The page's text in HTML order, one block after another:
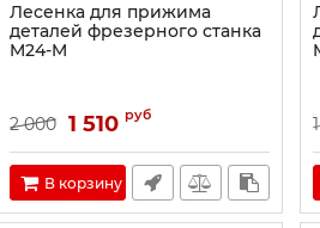
Лесенка для прижима
деталей фрезерного станка
M24-M
2 000 1 510 руб
В корзину